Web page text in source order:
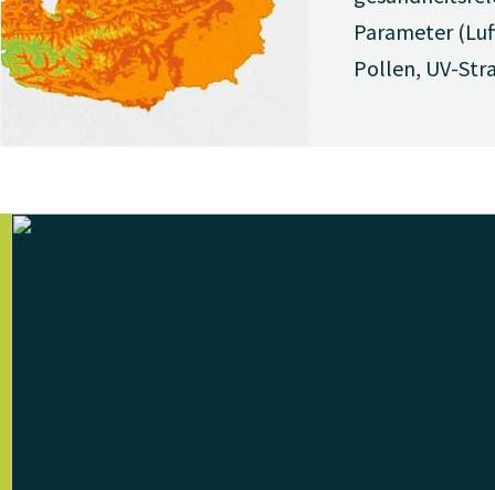
Parameter
Pollen, UV-